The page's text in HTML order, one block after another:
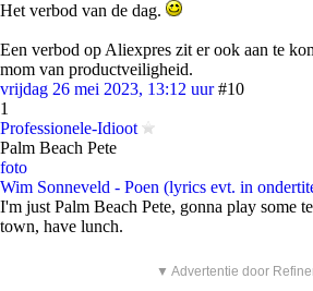
Het verbod van de dag.
Een verbod op Aliexpres zit er ook aan te
mom van productveiligheid.
vrijdag 26 mei 2023, 13:12 uur #10
1
Professionele-Idioot
Palm Beach Pete
foto
Wim Sonneveld - Poen (lyrics evt. in
I'm just Palm Beach Pete, gonna play some
town, have lunch.
▼ Advertentie door